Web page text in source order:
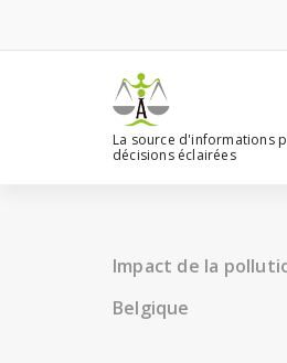
contenu
La source d'informations
décisions éclairées
Impact de la
Belgique